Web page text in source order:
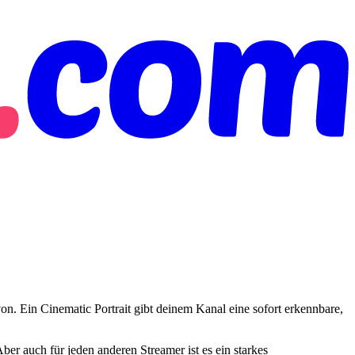
Ein Cinematic Portrait gibt deinem Kanal eine sofort erkennbare,
auch für jeden anderen Streamer ist es ein starkes